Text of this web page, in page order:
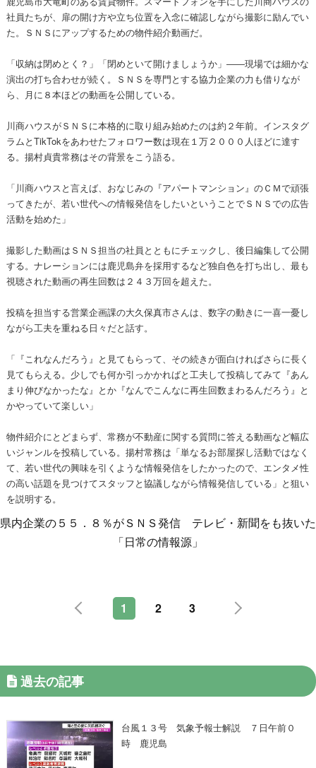
社員たちが、扉の開け方や立ち位置を入念に確認しながら撮影に励んでい
た。ＳＮＳにアップするための物件紹介動画だ。
「収納は閉めとく？」「閉めといて開けましょうか」――現場では細かな
演出の打ち合わせが続く。ＳＮＳを専門とする協力企業の力も借りなが
ら、月に８本ほどの動画を公開している。
川商ハウスがＳＮＳに本格的に取り組み始めたのは約２年前。インスタグ
ラムとTikTokをあわせたフォロワー数は現在１万２０００人ほどに達す
る。揚村貞貴常務はその背景をこう語る。
「川商ハウスと言えば、おなじみの『アパートマンション』のＣＭで頑張
ってきたが、若い世代への情報発信をしたいということでＳＮＳでの広告
活動を始めた」
撮影した動画はＳＮＳ担当の社員とともにチェックし、後日編集して公開
する。ナレーションには鹿児島弁を採用するなど独自色を打ち出し、最も
視聴された動画の再生回数は２４３万回を超えた。
投稿を担当する営業企画課の大久保真市さんは、数字の動きに一喜一憂し
ながら工夫を重ねる日々だと話す。
「『これなんだろう』と見てもらって、その続きが面白ければさらに長く
見てもらえる。少しでも何か引っかかればと工夫して投稿してみて『あん
まり伸びなかったな』とか『なんでこんなに再生回数まわるんだろう』と
かやっていて楽しい」
物件紹介にとどまらず、常務が不動産に関する質問に答える動画など幅広
いジャンルを投稿している。揚村常務は「単なるお部屋探し活動ではなく
て、若い世代の興味を引くような情報発信をしたかったので、エンタメ性
の高い話題を見つけてスタッフと協議しながら情報発信している」と狙い
を説明する。
県内企業の５５．８％がＳＮＳ発信 テレビ・新聞をも抜いた
「日常の情報源」
1 2 3
過去の記事
台風１３号 気象予報士解説 ７日午前０
時 鹿児島